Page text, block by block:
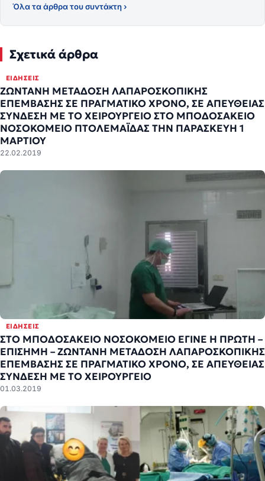
Όλα τα άρθρα του συντάκτη ›
Σχετικά άρθρα
ΕΙΔΉΣΕΙΣ
ΖΩΝΤΑΝΗ ΜΕΤΑΔΟΣΗ ΛΑΠΑΡΟΣΚΟΠΙΚΗΣ
ΕΠΕΜΒΑΣΗΣ ΣΕ ΠΡΑΓΜΑΤΙΚΟ ΧΡΟΝΟ, ΣΕ ΑΠΕΥΘΕΙΑΣ
ΣΥΝΔΕΣΗ ΜΕ ΤΟ ΧΕΙΡΟΥΡΓΕΙΟ ΣΤΟ ΜΠΟΔΟΣΑΚΕΙΟ
ΝΟΣΟΚΟΜΕΙΟ ΠΤΟΛΕΜΑΪΔΑΣ ΤΗΝ ΠΑΡΑΣΚΕΥΗ 1
ΜΑΡΤΙΟΥ
22.02.2019
ΕΙΔΉΣΕΙΣ
ΣΤΟ ΜΠΟΔΟΣΑΚΕΙΟ ΝΟΣΟΚΟΜΕΙΟ ΕΓΙΝΕ Η ΠΡΩΤΗ –
ΕΠΙΣΗΜΗ – ΖΩΝΤΑΝΗ ΜΕΤΑΔΟΣΗ ΛΑΠΑΡΟΣΚΟΠΙΚΗΣ
ΕΠΕΜΒΑΣΗΣ ΣΕ ΠΡΑΓΜΑΤΙΚΟ ΧΡΟΝΟ, ΣΕ ΑΠΕΥΘΕΙΑΣ
ΣΥΝΔΕΣΗ ΜΕ ΤΟ ΧΕΙΡΟΥΡΓΕΙΟ
01.03.2019